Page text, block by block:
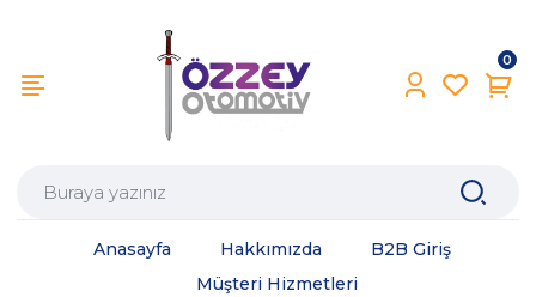
0
Anasayfa Hakkımızda
B2B Giriş
Müşteri Hizmetleri